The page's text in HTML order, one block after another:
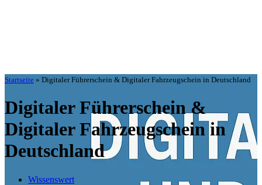
Startseite » Digitaler Führerschein & Digitaler Fahrzeugschein in Deutschland
Digitaler Führerschein &
Digitaler Fahrzeugschein in
Deutschland
Wissenswert